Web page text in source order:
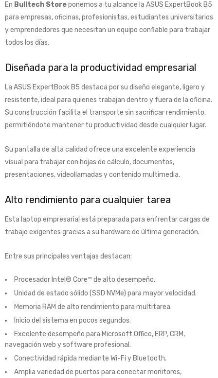
En Bulltech Storeponemos a tu alcance la ASUS ExpertBook B5
para empresas, oficinas, profesionistas, estudiantes universitarios
y emprendedores que necesitan un equipo confiable para trabajar
todos los días.
Diseñada para la productividad empresarial
La ASUS ExpertBook B5 destaca por su diseño elegante, ligero y
resistente, ideal para quienes trabajan dentro y fuera de la oficina.
Su construcción facilita el transporte sin sacrificar rendimiento,
permitiéndote mantener tu productividad desde cualquier lugar.
Su pantalla de alta calidad ofrece una excelente experiencia
visual para trabajar con hojas de cálculo, documentos,
presentaciones, videollamadas y contenido multimedia.
Alto rendimiento para cualquier tarea
Esta laptop empresarial está preparada para enfrentar cargas de
trabajo exigentes gracias a su hardware de última generación.
Entre sus principales ventajas destacan:
Procesador Intel® Core™ de alto desempeño.
Unidad de estado sólido (SSD NVMe) para mayor velocidad.
Memoria RAM de alto rendimiento para multitarea.
Inicio del sistema en pocos segundos.
Excelente desempeño para Microsoft Office, ERP, CRM,
navegación web y software profesional.
Conectividad rápida mediante Wi-Fi y Bluetooth.
Amplia variedad de puertos para conectar monitores,